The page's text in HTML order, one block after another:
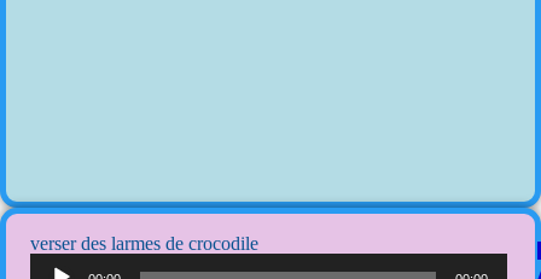
verser des larmes de crocodile